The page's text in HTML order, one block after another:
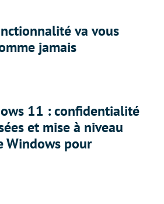
va vous
jamais
11 : confidentialité
et mise à niveau
Windows pour